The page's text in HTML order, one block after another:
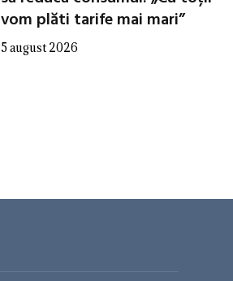
vom plăti tarife mai mari”
5 august 2026